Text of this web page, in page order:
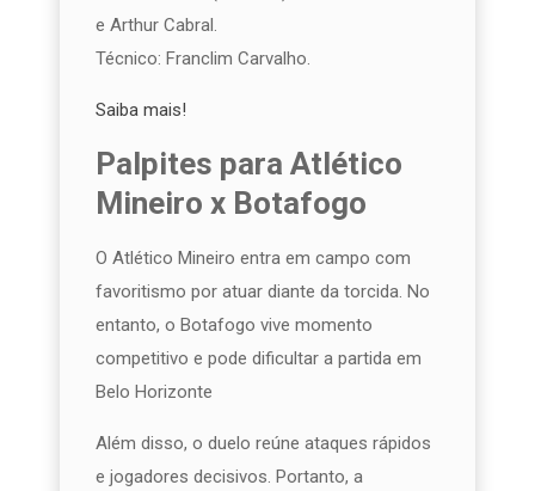
e Arthur Cabral.
Técnico: Franclim Carvalho.
Saiba mais!
Palpites para Atlético
Mineiro x Botafogo
O Atlético Mineiro entra em campo com
favoritismo por atuar diante da torcida. No
entanto, o Botafogo vive momento
competitivo e pode dificultar a partida em
Belo Horizonte
Além disso, o duelo reúne ataques rápidos
e jogadores decisivos. Portanto, a